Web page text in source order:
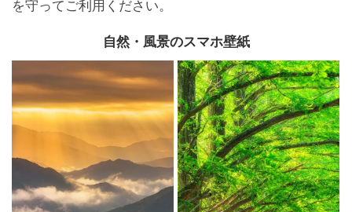
を守ってご利用ください。
自然・風景のスマホ壁紙